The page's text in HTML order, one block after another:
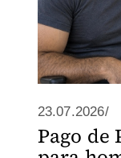
23.07.2026/
Pago de